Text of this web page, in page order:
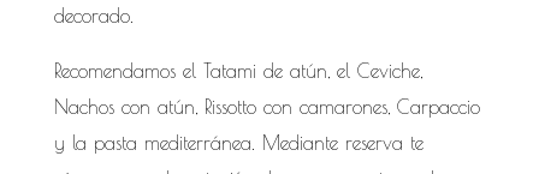
decorado.
Recomendamos el Tatami de atún, el Ceviche,
Nachos con atún, Rissotto con camarones, Carpaccio
y la pasta mediterránea. Mediante reserva te